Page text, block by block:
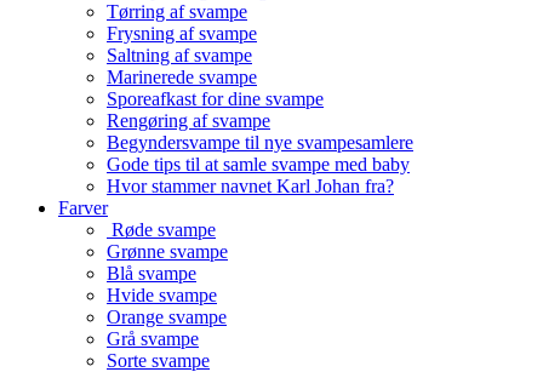
Tørring af svampe
Frysning af svampe
Saltning af svampe
Marinerede svampe
Sporeafkast for dine svampe
Rengøring af svampe
Begyndersvampe til nye svampesamlere
Gode tips til at samle svampe med baby
Hvor stammer navnet Karl Johan fra?
Farver
Røde svampe
Grønne svampe
Blå svampe
Hvide svampe
Orange svampe
Grå svampe
Sorte svampe